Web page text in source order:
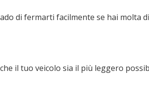
di fermarti facilmente se hai molta
il tuo veicolo sia il più leggero